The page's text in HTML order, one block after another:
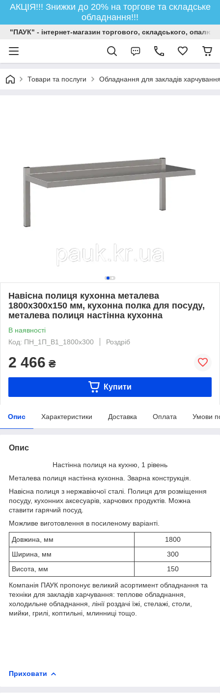
АКЦІЯ!!! Знижки до 20% на торгове та складське
обладнання!!!
"ПАУК" - інтернет-магазин торгового, складського,
Товари та послуги Обладнання для закладів
Навісна полиця кухонна металева
1800х300х150 мм, кухонна полка для посуду,
металева полиця настінна кухонна
В наявності
Код: ПН_1П_В1_1800х300
Роздріб
2 466 ₴
Купити
Опис Характеристики Доставка Оплата Умови
Опис
Настінна полиця на кухню, 1 рівень
Металева полиця настінна кухонна. Зварна конструкція.
Навісна полиця з нержавіючої сталі. Полиця для розміщення
посуду, кухонних аксесуарів, харчових продуктів. Можна
ставити гарячий посуд.
Можливе виготовлення в посиленому варіанті.
Довжина, мм
1800
Ширина, мм
300
Висота, мм
150
Компанія ПАУК пропонує великий асортимент обладнання та
техніки для закладів харчування: теплове обладнання,
холодильне обладнання, лінії роздачі їжі, стелажі, столи,
мийки, грилі, коптильні, млинниці тощо.
Приховати